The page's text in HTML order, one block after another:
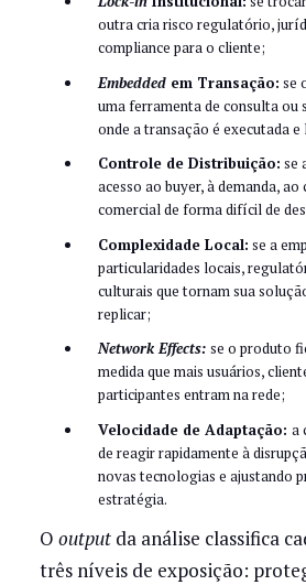
outra cria risco regulatório,
compliance para o cliente;
Embeddedem Transação: se
uma ferramenta de consulta ou
onde a transação é executada e
Controle de Distribuição: se
acesso ao buyer, à demanda,
comercial de forma difícil de
Complexidade Local: se a
particularidades locais,
culturais que tornam sua
replicar;
Network Effects: se o produto
medida que mais usuários,
participantes entram na rede;
Velocidade de Adaptação: a
de reagir rapidamente à
novas tecnologias e ajustando
estratégia.
O outputda análise classifica
três níveis de exposição: